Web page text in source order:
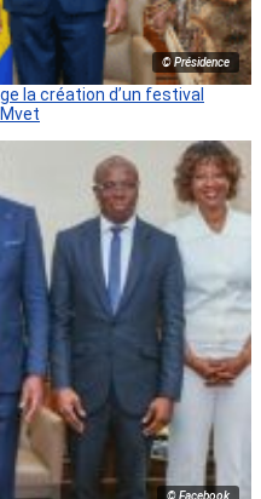
© Présidence
la création d’un festival